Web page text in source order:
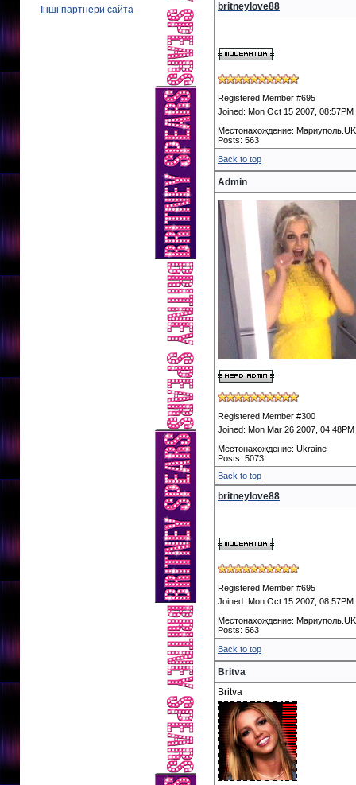
Інші партнери сайта britneylove88
Registered Member #695
Joined: Mon Oct 15 2007, 08:57PM
Местонахождение:
Posts: 563
Back to top
Admin
Registered Member #300
Joined: Mon Mar 26 2007, 04:48PM
Местонахождение: Ukraine
Posts: 5073
Back to top
britneylove88
Registered Member #695
Joined: Mon Oct 15 2007, 08:57PM
Местонахождение:
Posts: 563
Back to top
Britva
Britva